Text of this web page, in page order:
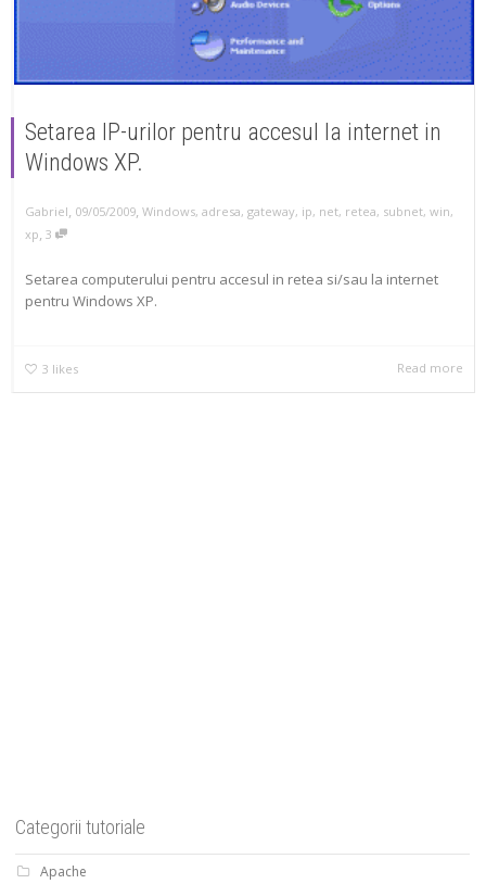
Setarea IP-urilor pentru accesul la internet in
Windows XP.
Gabriel 09/05/2009 Windows, adresa, gateway, ip, net, retea, subnet, win,
xp 3
Setarea computerului pentru accesul in retea si/sau la internet
pentru Windows XP.
3 likes Read more
Categorii tutoriale
Apache